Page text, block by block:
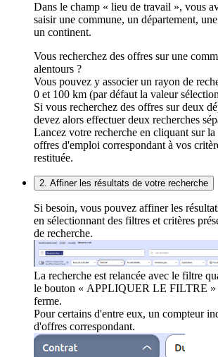
Dans le champ « lieu de travail », vous
saisir une commune, un département,
un continent.
Vous recherchez des offres sur une
alentours ?
Vous pouvez y associer un rayon de
0 et 100 km (par défaut la valeur
Si vous recherchez des offres sur deux
devez alors effectuer deux recherches
Lancez votre recherche en cliquant sur
offres d'emploi correspondant à vos
restituée.
2. Affiner les résultats de votre recherche
Si besoin, vous pouvez affiner les
en sélectionnant des filtres et critères
de recherche.
La recherche est relancée avec le filtre
le bouton « APPLIQUER LE FILTRE »
ferme.
Pour certains d'entre eux, un compteur
d'offres correspondant.